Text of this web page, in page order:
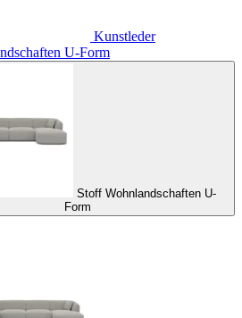
Kunstleder
U-Form
Stoff Wohnlandschaften U-
Form